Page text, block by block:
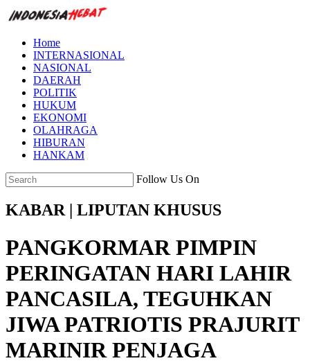
Home
INTERNASIONAL
NASIONAL
DAERAH
POLITIK
HUKUM
EKONOMI
OLAHRAGA
HIBURAN
HANKAM
Follow Us On
KABAR | LIPUTAN KHUSUS
PANGKORMAR PIMPIN
PERINGATAN HARI LAHIR
PANCASILA, TEGUHKAN
JIWA PATRIOTIS PRAJURIT
MARINIR PENJAGA